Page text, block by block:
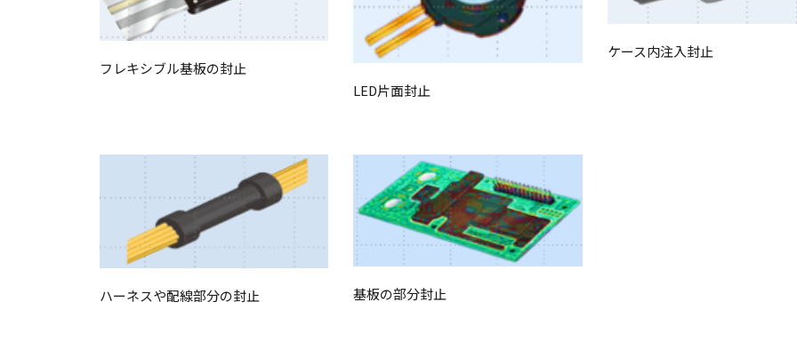
フレキシブル基板の封止
LED片面封止
ケース内注入封止
ハーネスや配線部分の封止 基板の部分封止